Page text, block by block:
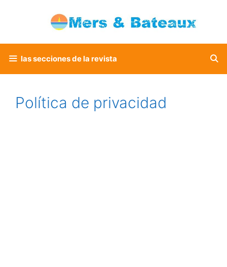
las secciones de la revista
Política de privacidad